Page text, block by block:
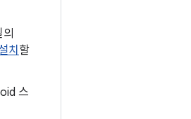
치 할
스